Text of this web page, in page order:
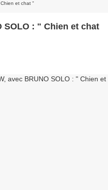
et chat "
SOLO : " Chien et chat